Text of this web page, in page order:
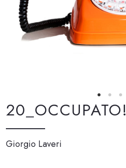
20_OCCUPATO!
Giorgio Laveri